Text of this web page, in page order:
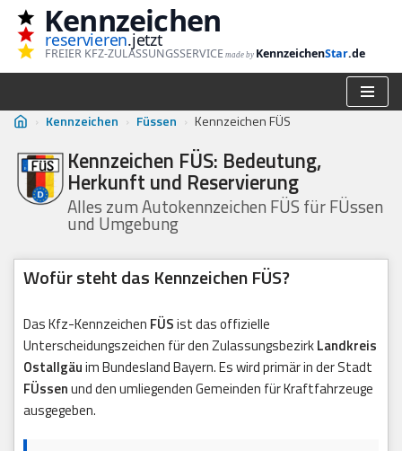
Zum
Inhalt
Kennzeichen
reservieren.jetzt
FREIER KFZ-ZULASSUNGSSERVICE made by KennzeichenStar.de
› Kennzeichen › Füssen › Kennzeichen FÜS
Kennzeichen FÜS: Bedeutung,
Herkunft und Reservierung
Alles zum Autokennzeichen FÜS für FÜssen
und Umgebung
Wofür steht das Kennzeichen FÜS?
Das Kfz-Kennzeichen FÜSist das offizielle
Unterscheidungszeichen für den ZulassungsbezirkLandkreis
Ostallgäuim Bundesland Bayern. Es wird primär in der Stadt
FÜssenund den umliegenden Gemeinden für Kraftfahrzeuge
ausgegeben.